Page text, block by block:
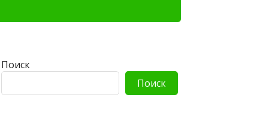
Поиск
Поиск